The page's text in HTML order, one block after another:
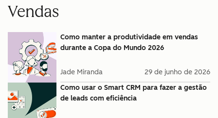
Vendas
Como manter a produtividade em vendas
durante a Copa do Mundo 2026
Jade Miranda
29 de junho de 2026
Como usar o Smart CRM para fazer a gestão
de leads com eficiência